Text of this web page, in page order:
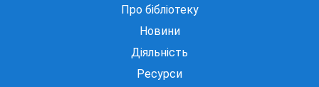
Про бібліотеку
Новини
Діяльність
Ресурси